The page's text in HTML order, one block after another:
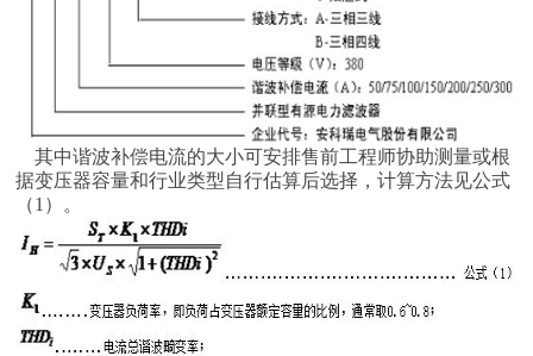
其中谐波补偿电流的大小可安排售前工程师协助测量或根
据变压器容量和行业类型自行估算后选择，计算方法见公式
（1）。